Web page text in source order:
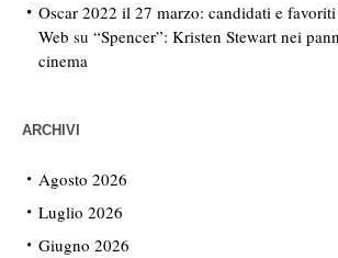
Oscar 2022 il 27 marzo: candidati e
Web su “Spencer”: Kristen Stewart nei
cinema
ARCHIVI
Agosto 2026
Luglio 2026
Giugno 2026